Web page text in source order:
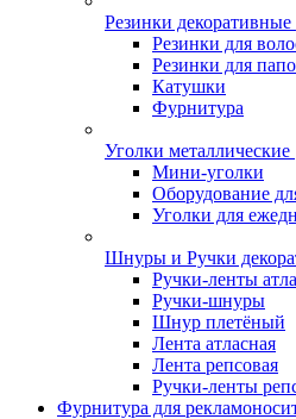
Резинки декоративные
Резинки для
Резинки для
Катушки
Фурнитура
Уголки металлические
Мини-уголки
Оборудование
Уголки для
Шнуры и Ручки
Ручки-ленты
Ручки-шнуры
Шнур плетёный
Лента атласная
Лента репсовая
Ручки-ленты
Фурнитура для